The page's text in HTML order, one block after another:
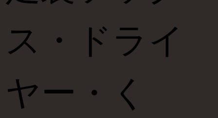
ス・ドライ
ヤー・く